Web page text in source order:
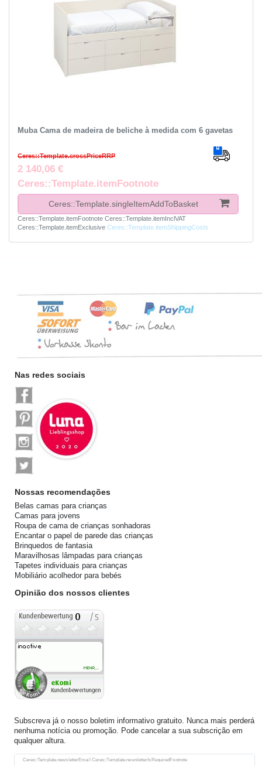
Muba Cama de madeira de beliche à medida com 6 gavetas
Ceres::Template.crossPriceRRP
2 140,06 €
Ceres::Template.itemFootnote
Ceres::Template.singleItemAddToBasket
Ceres::Template.itemFootnote Ceres::Template.itemInclVAT
Ceres::Template.itemExclusive Ceres::Template.itemShippingCosts
Nas redes sociais
Nossas recomendações
Belas camas para crianças
Camas para jovens
Roupa de cama de crianças sonhadoras
Encantar o papel de parede das crianças
Brinquedos de fantasia
Maravilhosas lâmpadas para crianças
Tapetes individuais para crianças
Mobiliário acolhedor para bebés
Opinião dos nossos clientes
Subscreva já o nosso boletim informativo gratuito. Nunca mais perderá
nenhuma notícia ou promoção. Pode cancelar a sua subscrição em
qualquer altura.
Ceres::Template.newsletterEmail Ceres::Template.newsletterIsRequiredFootnote
Ceres::Template.newsletterHoneypotLabel